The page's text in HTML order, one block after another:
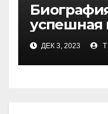
успешная
карьера,
знаковые
ДЕК 3, 2023